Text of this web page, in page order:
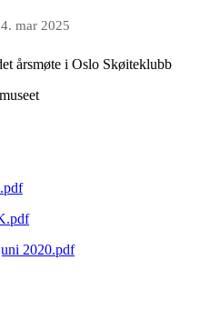
mar 2025
årsmøte i Oslo Skøiteklubb
2020.pdf